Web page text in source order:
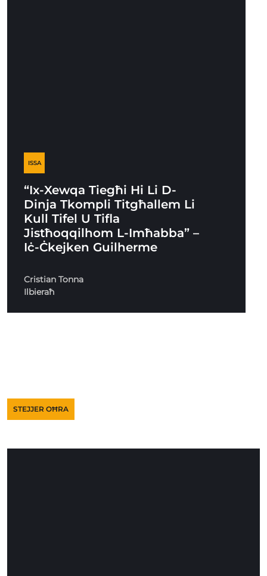
ISSA
“Ix-Xewqa Tiegħi Hi Li D-
Dinja Tkompli Titgħallem Li
Kull Tifel U Tifla
Jistħoqqilhom L-Imħabba” –
Iċ-Ċkejken Guilherme
Cristian Tonna
Ilbieraħ
STEJJER OĦRA